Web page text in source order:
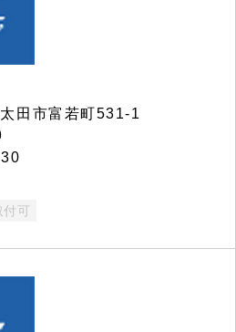
田市富若町531-1
付可